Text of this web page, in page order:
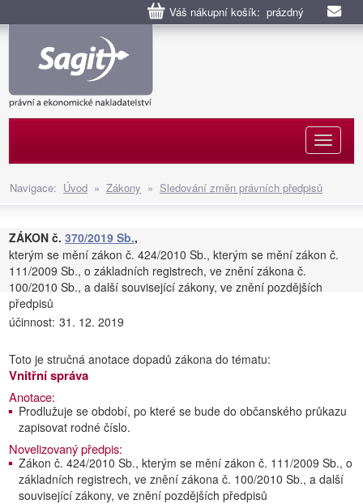
Váš nákupní košík: prázdný
Navigace: Úvod » Zákony » Sledování změn právních předpisů
ZÁKON č. 370/2019 Sb.,
kterým se mění zákon č. 424/2010 Sb., kterým se mění zákon č.
111/2009 Sb., o základních registrech, ve znění zákona č.
100/2010 Sb., a další související zákony, ve znění pozdějších
předpisů
účinnost: 31. 12. 2019
Toto je stručná anotace dopadů zákona do tématu:
Vnitřní správa
Anotace:
Prodlužuje se období, po které se bude do občanského průkazu
zapisovat rodné číslo.
Novelizovaný předpis:
Zákon č. 424/2010 Sb., kterým se mění zákon č. 111/2009 Sb., o
základních registrech, ve znění zákona č. 100/2010 Sb., a další
související zákony, ve znění pozdějších předpisů